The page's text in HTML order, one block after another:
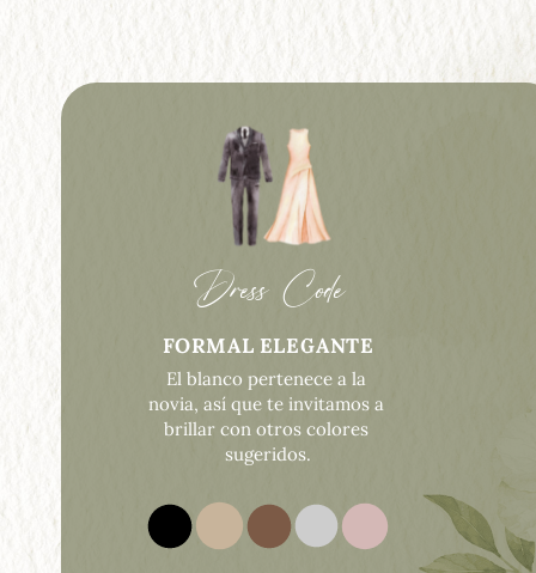
Dress Code
FORMAL ELEGANTE
El blanco pertenece a la
novia, así que te invitamos a
brillar con otros colores
sugeridos.